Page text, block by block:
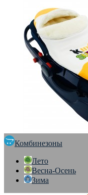
Комбинезоны
Лето
Весна-Осень
Зима